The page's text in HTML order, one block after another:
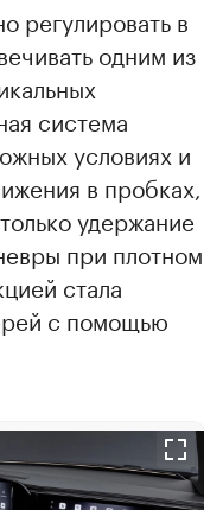
регулировать в
одним из
система
условиях и
в пробках,
удержание
при плотном
стала
с помощью